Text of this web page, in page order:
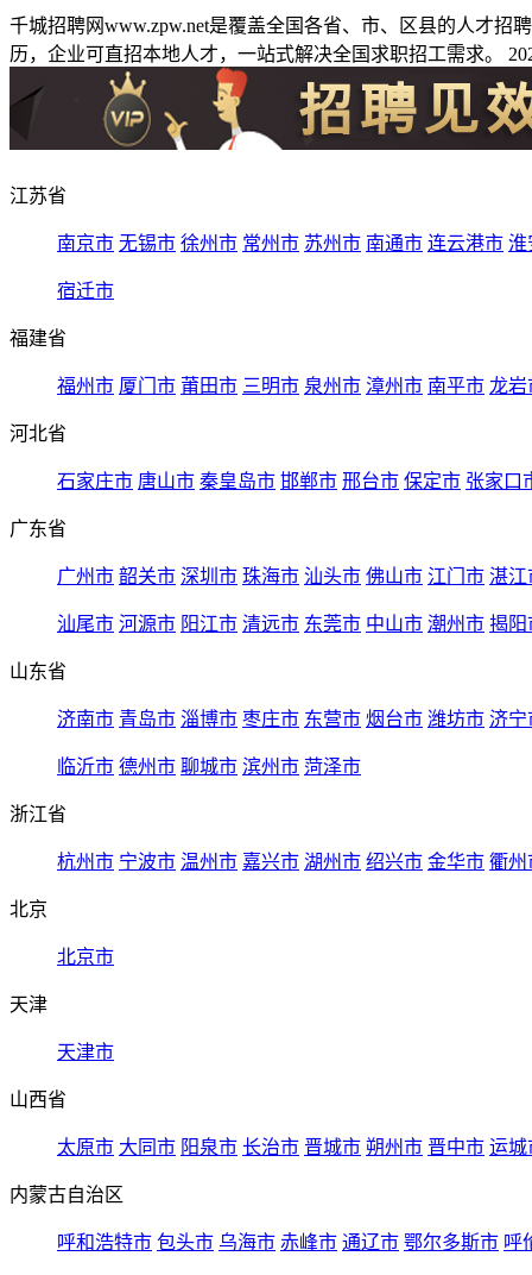
千城招聘网www.zpw.net是覆盖全国各省、市、区县的人才
历，企业可直招本地人才，一站式解决全国求职招工需求。
江苏省
南京市 无锡市 徐州市 常州市 苏州市 南通市 连云港市 淮
宿迁市
福建省
福州市 厦门市 莆田市 三明市 泉州市 漳州市 南平市 龙岩
河北省
石家庄市 唐山市 秦皇岛市 邯郸市 邢台市 保定市 张家口
广东省
广州市 韶关市 深圳市 珠海市 汕头市 佛山市 江门市 湛江
汕尾市 河源市 阳江市 清远市 东莞市 中山市 潮州市 揭阳
山东省
济南市 青岛市 淄博市 枣庄市 东营市 烟台市 潍坊市 济宁
临沂市 德州市 聊城市 滨州市 菏泽市
浙江省
杭州市 宁波市 温州市 嘉兴市 湖州市 绍兴市 金华市 衢州
北京
北京市
天津
天津市
山西省
太原市 大同市 阳泉市 长治市 晋城市 朔州市 晋中市 运城
内蒙古自治区
呼和浩特市 包头市 乌海市 赤峰市 通辽市 鄂尔多斯市 呼